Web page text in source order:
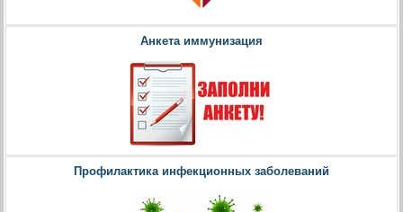
Анкета иммунизация
Профилактика инфекционных заболеваний